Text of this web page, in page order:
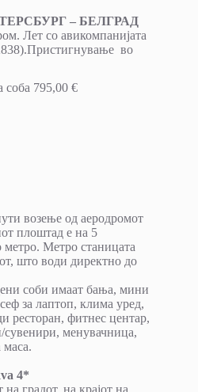
– БЕЛГРАД
Лет со авикомпанијата
во
соба 795,00 €
возење од аеродромот
плоштад е на 5
Метро станицата
што води директно до
соби имаат бања, мини
за лаптоп, клима уред,
ресторан, фитнес центар,
сувенири, менувачница,
маса.
4*
градот, на крајот на